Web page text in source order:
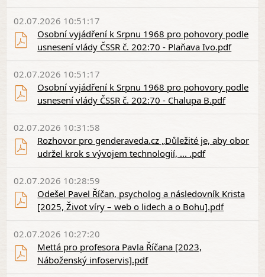
Osobní vyjádření k Srpnu 1968 pro pohovory podle
usnesení vlády ČSSR č. 202:70 - Plaňava Ivo.pdf
02.07.2026 10:51:17
Osobní vyjádření k Srpnu 1968 pro pohovory podle
usnesení vlády ČSSR č. 202:70 - Chalupa B.pdf
02.07.2026 10:51:17
Rozhovor pro genderaveda.cz „Důležité je, aby obor
udržel krok s vývojem technologií, ... .pdf
02.07.2026 10:31:58
Odešel Pavel Říčan, psycholog a následovník Krista
[2025, Život víry – web o lidech a o Bohu].pdf
02.07.2026 10:28:59
Mettá pro profesora Pavla Říčana [2023,
Náboženský infoservis].pdf
02.07.2026 10:27:20